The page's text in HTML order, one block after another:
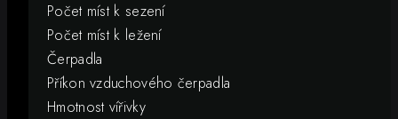
Počet míst k sezení
Počet míst k ležení
Čerpadla
Příkon vzduchového čerpadla
Hmotnost vířivky